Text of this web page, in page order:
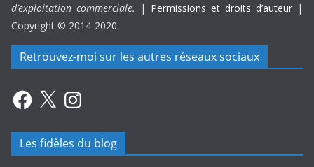
d’exploitation commerciale.
| Permissions et droits d’auteur |
Copyright © 2014-2020
Retrouvez-moi sur les autres réseaux sociaux
Facebook
X Instagram
Les fidèles du blog